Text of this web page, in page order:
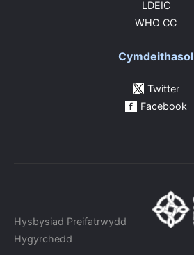
LDEIC
WHO CC
Cymdeithasol
Twitter
Facebook
Hysbysiad Preifatrwydd
Hygyrchedd